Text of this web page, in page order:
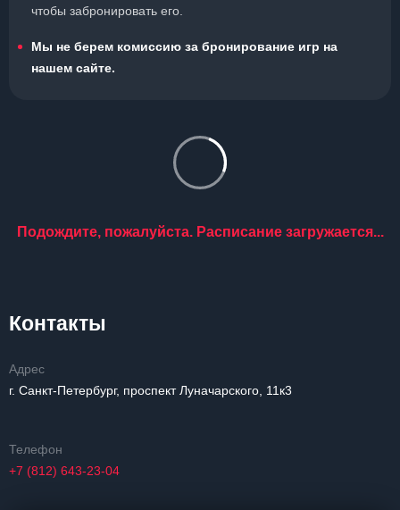
чтобы забронировать его.
Мы не берем комиссию за бронирование игр на
нашем сайте.
Подождите, пожалуйста. Расписание загружается...
Контакты
Адрес
г. Санкт-Петербург, проспект Луначарского, 11к3
Телефон
+7 (812) 643-23-04